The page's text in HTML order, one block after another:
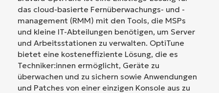
das cloud-basierte Fernüberwachungs- und -
management (RMM) mit den Tools, die MSPs
und kleine IT-Abteilungen benötigen, um Server
und Arbeitsstationen zu verwalten. OptiTune
bietet eine kosteneffiziente Lösung, die es
Techniker:innen ermöglicht, Geräte zu
überwachen und zu sichern sowie Anwendungen
und Patches von einer einzigen Konsole aus zu